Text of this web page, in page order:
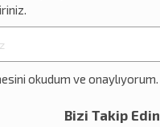
okudum ve onaylıyorum.
Bizi Takip Edin